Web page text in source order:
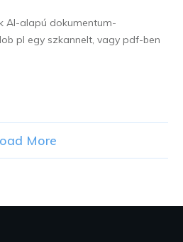
AI-alapú dokumentum-
pl egy szkannelt, vagy pdf-ben
More